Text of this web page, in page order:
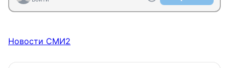
Новости СМИ2